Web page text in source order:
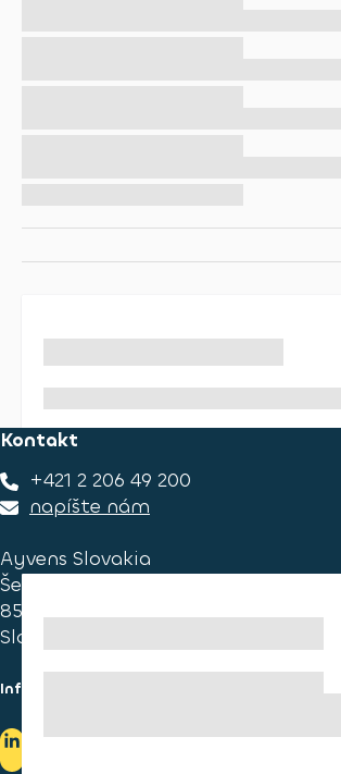
Kontakt
+421 2 206 49 200
napíšte nám
Ayvens Slovakia
Ševčenkova 34
851 01 Bratislava
Slovakia
Informace pro spotřebitele